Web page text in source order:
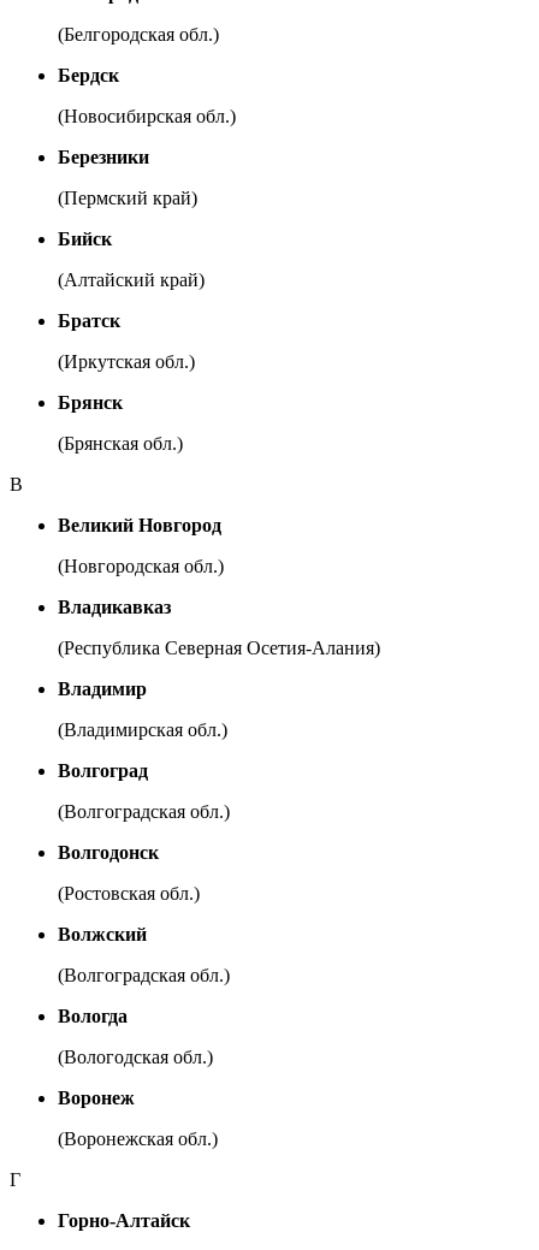
(Белгородская обл.)
Бердск
(Новосибирская обл.)
Березники
(Пермский край)
Бийск
(Алтайский край)
Братск
(Иркутская обл.)
Брянск
(Брянская обл.)
В
Великий Новгород
(Новгородская обл.)
Владикавказ
(Республика Северная Осетия-Алания)
Владимир
(Владимирская обл.)
Волгоград
(Волгоградская обл.)
Волгодонск
(Ростовская обл.)
Волжский
(Волгоградская обл.)
Вологда
(Вологодская обл.)
Воронеж
(Воронежская обл.)
Г
Горно-Алтайск